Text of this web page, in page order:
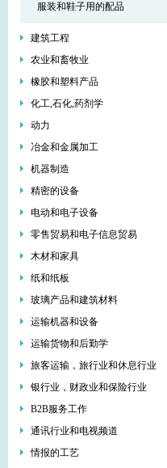
服装和鞋子用的配品
建筑工程
农业和畜牧业
橡胶和塑料产品
化工,石化,药剂学
动力
冶金和金属加工
机器制造
精密的设备
电动和电子设备
零售贸易和电子信息贸易
木材和家具
纸和纸板
玻璃产品和建筑材料
运输机器和设备
运输货物和后勤学
旅客运输，旅行业和休息行业
银行业，财政业和保险行业
В2В服务工作
通讯行业和电视频道
情报的工艺